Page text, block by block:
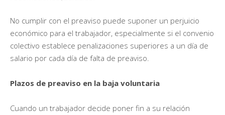
No cumplir con el preaviso puede suponer un perjuicio
económico para el trabajador, especialmente si el convenio
colectivo establece penalizaciones superiores a un día de
salario por cada día de falta de preaviso.
Plazos de preaviso en la baja voluntaria
Cuando un trabajador decide poner fin a su relación